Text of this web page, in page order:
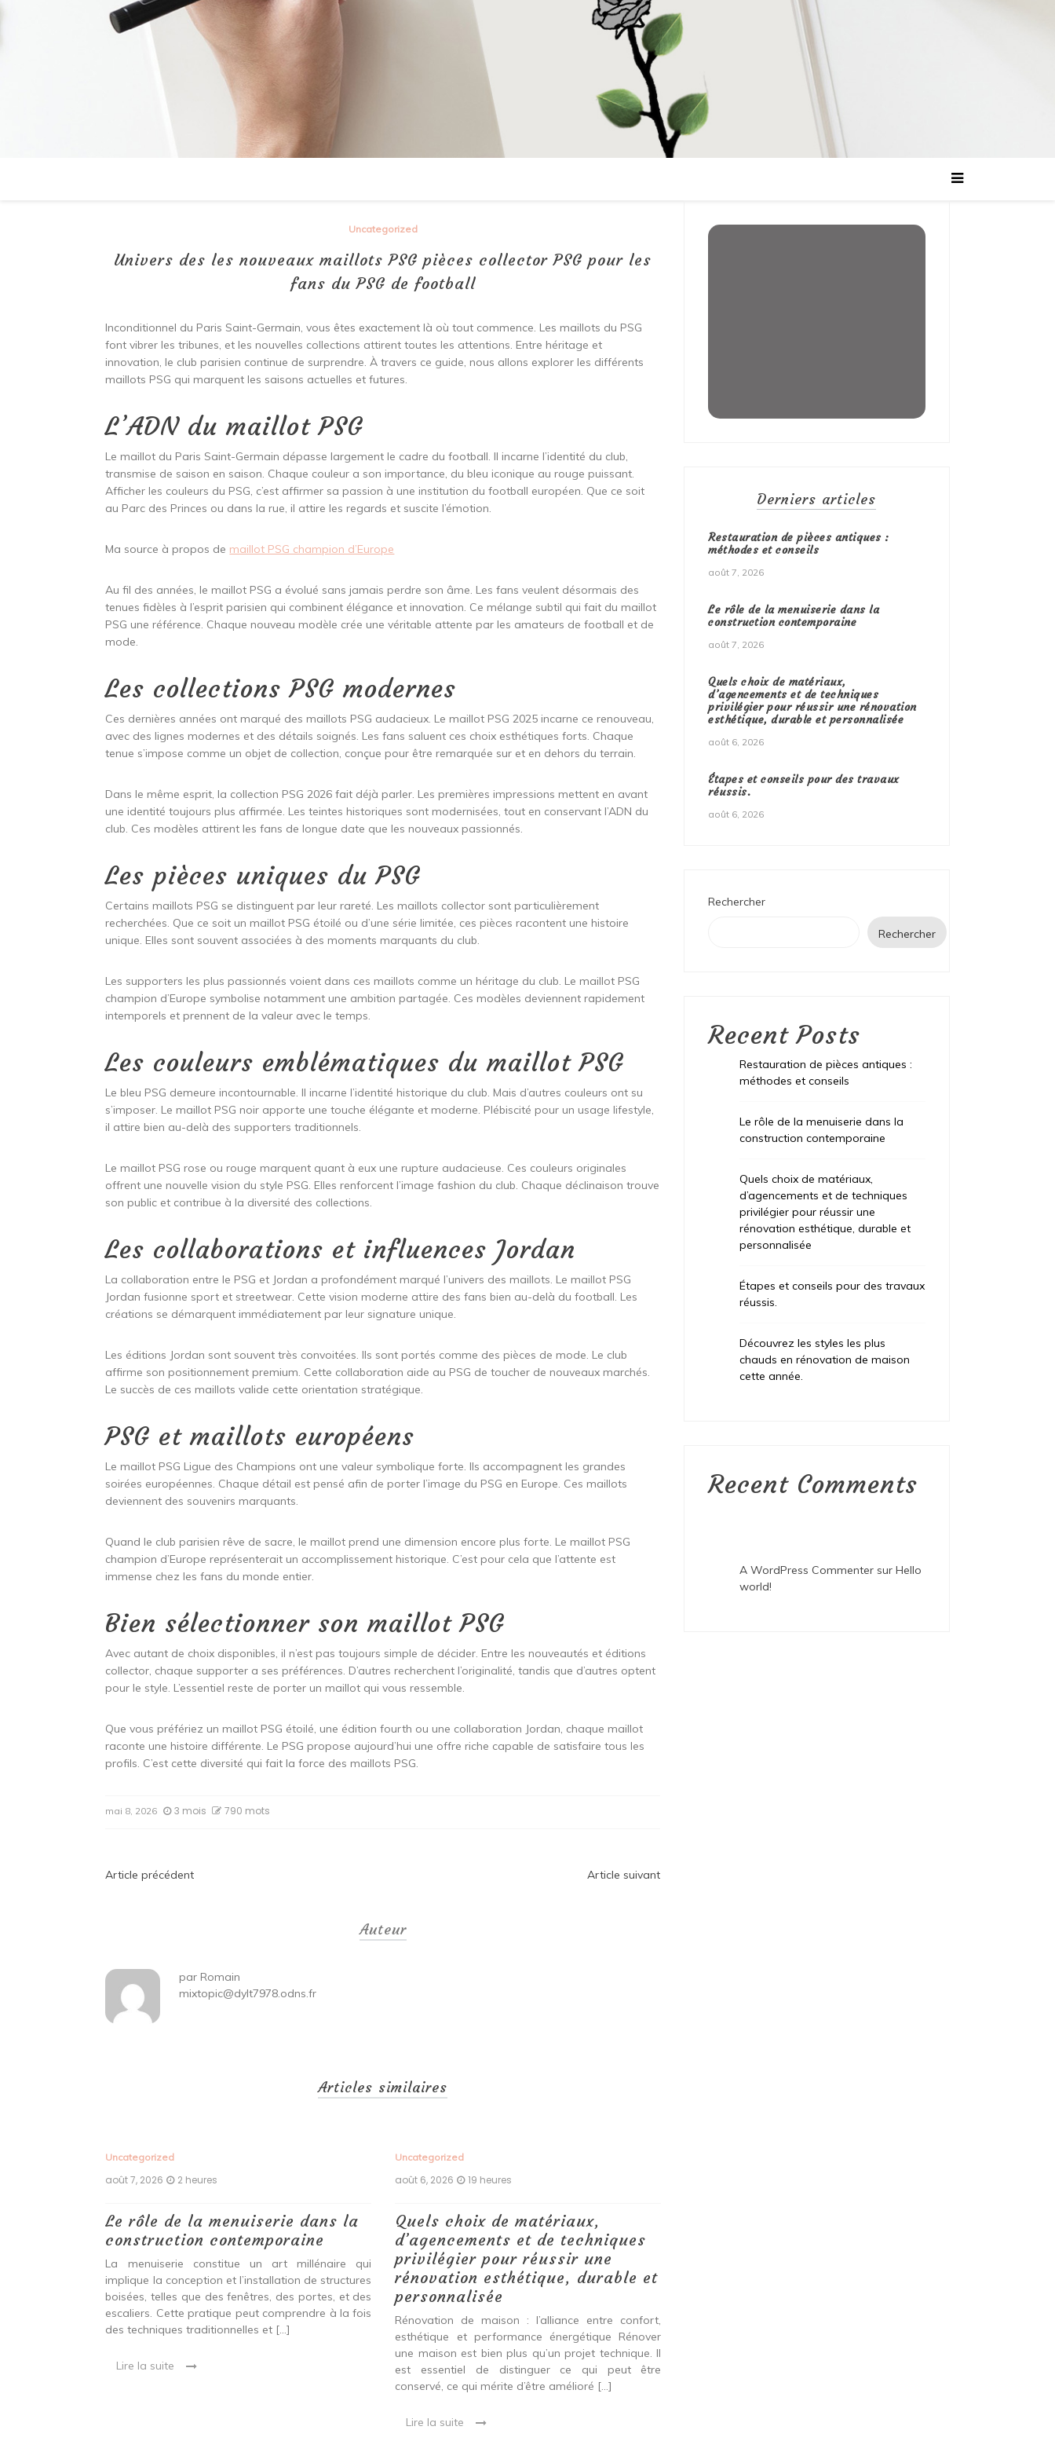
Uncategorized
Univers des les nouveaux maillots PSG pièces collector PSG pour les
fans du PSG de football
Inconditionnel du Paris Saint-Germain, vous êtes exactement là où tout commence. Les maillots du PSG
font vibrer les tribunes, et les nouvelles collections attirent toutes les attentions. Entre héritage et
innovation, le club parisien continue de surprendre. À travers ce guide, nous allons explorer les différents
maillots PSG qui marquent les saisons actuelles et futures.
L’ADN du maillot PSG
Le maillot du Paris Saint-Germain dépasse largement le cadre du football. Il incarne l’identité du club,
transmise de saison en saison. Chaque couleur a son importance, du bleu iconique au rouge puissant.
Afficher les couleurs du PSG, c’est affirmer sa passion à une institution du football européen. Que ce soit
au Parc des Princes ou dans la rue, il attire les regards et suscite l’émotion.
Ma source à propos de maillot PSG champion d’Europe
Au fil des années, le maillot PSG a évolué sans jamais perdre son âme. Les fans veulent désormais des
tenues fidèles à l’esprit parisien qui combinent élégance et innovation. Ce mélange subtil qui fait du maillot
PSG une référence. Chaque nouveau modèle crée une véritable attente par les amateurs de football et de
mode.
Les collections PSG modernes
Ces dernières années ont marqué des maillots PSG audacieux. Le maillot PSG 2025 incarne ce renouveau,
avec des lignes modernes et des détails soignés. Les fans saluent ces choix esthétiques forts. Chaque
tenue s’impose comme un objet de collection, conçue pour être remarquée sur et en dehors du terrain.
Dans le même esprit, la collection PSG 2026 fait déjà parler. Les premières impressions mettent en avant
une identité toujours plus affirmée. Les teintes historiques sont modernisées, tout en conservant l’ADN du
club. Ces modèles attirent les fans de longue date que les nouveaux passionnés.
Les pièces uniques du PSG
Certains maillots PSG se distinguent par leur rareté. Les maillots collector sont particulièrement
recherchées. Que ce soit un maillot PSG étoilé ou d’une série limitée, ces pièces racontent une histoire
unique. Elles sont souvent associées à des moments marquants du club.
Les supporters les plus passionnés voient dans ces maillots comme un héritage du club. Le maillot PSG
champion d’Europe symbolise notamment une ambition partagée. Ces modèles deviennent rapidement
intemporels et prennent de la valeur avec le temps.
Les couleurs emblématiques du maillot PSG
Le bleu PSG demeure incontournable. Il incarne l’identité historique du club. Mais d’autres couleurs ont su
s’imposer. Le maillot PSG noir apporte une touche élégante et moderne. Plébiscité pour un usage lifestyle,
il attire bien au-delà des supporters traditionnels.
Le maillot PSG rose ou rouge marquent quant à eux une rupture audacieuse. Ces couleurs originales
offrent une nouvelle vision du style PSG. Elles renforcent l’image fashion du club. Chaque déclinaison trouve
son public et contribue à la diversité des collections.
Les collaborations et influences Jordan
La collaboration entre le PSG et Jordan a profondément marqué l’univers des maillots. Le maillot PSG
Jordan fusionne sport et streetwear. Cette vision moderne attire des fans bien au-delà du football. Les
créations se démarquent immédiatement par leur signature unique.
Les éditions Jordan sont souvent très convoitées. Ils sont portés comme des pièces de mode. Le club
affirme son positionnement premium. Cette collaboration aide au PSG de toucher de nouveaux marchés.
Le succès de ces maillots valide cette orientation stratégique.
PSG et maillots européens
Le maillot PSG Ligue des Champions ont une valeur symbolique forte. Ils accompagnent les grandes
soirées européennes. Chaque détail est pensé afin de porter l’image du PSG en Europe. Ces maillots
deviennent des souvenirs marquants.
Quand le club parisien rêve de sacre, le maillot prend une dimension encore plus forte. Le maillot PSG
champion d’Europe représenterait un accomplissement historique. C’est pour cela que l’attente est
immense chez les fans du monde entier.
Bien sélectionner son maillot PSG
Avec autant de choix disponibles, il n’est pas toujours simple de décider. Entre les nouveautés et éditions
collector, chaque supporter a ses préférences. D’autres recherchent l’originalité, tandis que d’autres optent
pour le style. L’essentiel reste de porter un maillot qui vous ressemble.
Que vous préfériez un maillot PSG étoilé, une édition fourth ou une collaboration Jordan, chaque maillot
raconte une histoire différente. Le PSG propose aujourd’hui une offre riche capable de satisfaire tous les
profils. C’est cette diversité qui fait la force des maillots PSG.
mai 8, 2026 3 mois 790 mots
Navigation
Article précédent Article suivant
Auteur
par Romain
mixtopic@dylt7978.odns.fr
Articles similaires
Uncategorized
août 7, 2026 2 heures
Le rôle de la menuiserie dans la
construction contemporaine
La menuiserie constitue un art millénaire qui
implique la conception et l’installation de structures
boisées, telles que des fenêtres, des portes, et des
escaliers. Cette pratique peut comprendre à la fois
des techniques traditionnelles et […]
Lire la suite
Uncategorized
août 6, 2026 19 heures
Quels choix de matériaux,
d’agencements et de techniques
privilégier pour réussir une
rénovation esthétique, durable et
personnalisée
Rénovation de maison : l’alliance entre confort,
esthétique et performance énergétique Rénover
une maison est bien plus qu’un projet technique. Il
est essentiel de distinguer ce qui peut être
conservé, ce qui mérite d’être amélioré […]
Lire la suite
Derniers articles
Restauration de pièces antiques :
méthodes et conseils
août 7, 2026
Le rôle de la menuiserie dans la
construction contemporaine
août 7, 2026
Quels choix de matériaux,
d’agencements et de techniques
privilégier pour réussir une rénovation
esthétique, durable et personnalisée
août 6, 2026
Étapes et conseils pour des travaux
réussis.
août 6, 2026
Rechercher
Rechercher
Recent Posts
Restauration de pièces antiques :
méthodes et conseils
Le rôle de la menuiserie dans la
construction contemporaine
Quels choix de matériaux,
d’agencements et de techniques
privilégier pour réussir une
rénovation esthétique, durable et
personnalisée
Étapes et conseils pour des travaux
réussis.
Découvrez les styles les plus
chauds en rénovation de maison
cette année.
Recent Comments
A WordPress Commenter surHello
world!